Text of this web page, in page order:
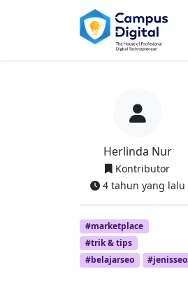
Herlinda Nur
Kontributor
4 tahun yang lalu
#marketplace
#trik & tips
#belajarseo
#jenisseo